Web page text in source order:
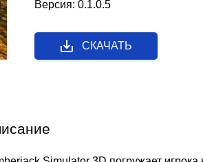
Версия: 0.1.0.5
СКАЧАТЬ